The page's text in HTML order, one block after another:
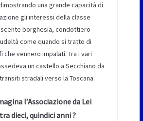
una grande capacità di
gli interessi della classe
borghesia, condottiero
come quando si tratto di
che vennero impalati. Tra i vari
un castello a Secchiano da
stradali verso la Toscana.
l’Associazione da Lei
dieci, quindici anni ?